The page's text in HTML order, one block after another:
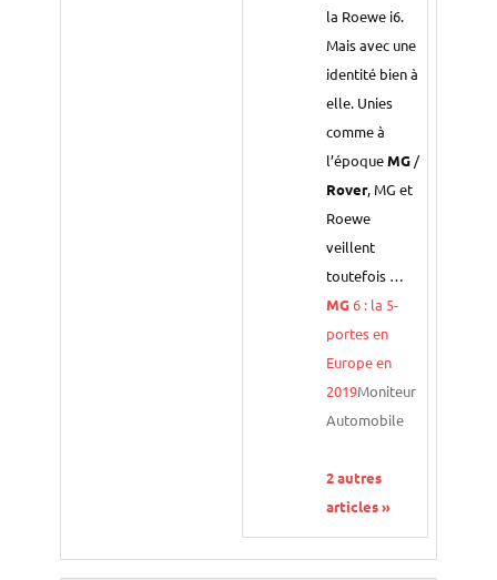
la Roewe i6.
Mais avec une
identité bien à
elle. Unies
comme à
l’époqueMG/
Rover, MG et
Roewe
veillent
toutefois …
MG6 : la 5-
portes en
Europe en
2019Moniteur
Automobile
2 autres
articles »